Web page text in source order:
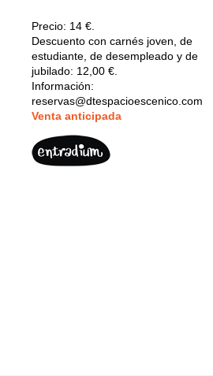
Precio: 14 €.
Descuento con carnés joven, de
estudiante, de desempleado y de
jubilado: 12,00 €.
Información:
reservas@dtespacioescenico.com
Venta anticipada